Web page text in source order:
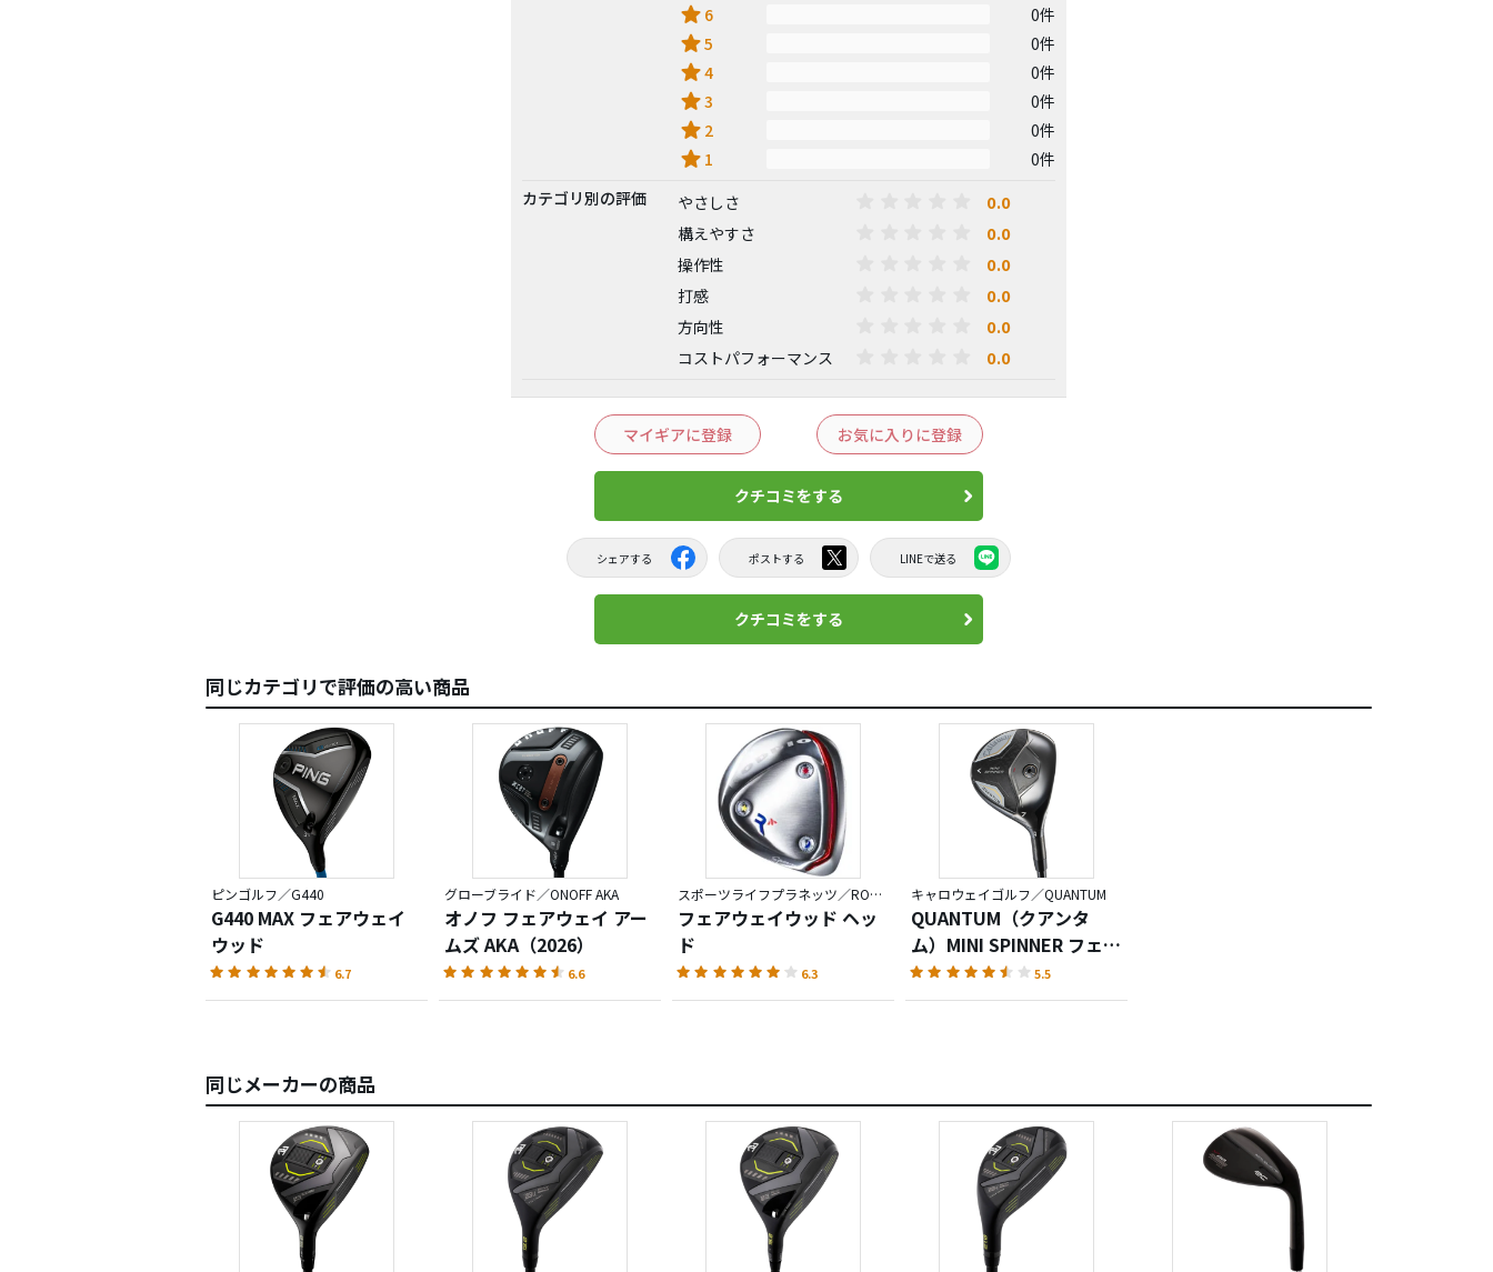
star 6 0件
star5 0件
star4 0件
star3 0件
star 2 0件
star 1
0件
カテゴリ別の評価
やさしさ 0.0
構えやすさ 0.0
操作性 0.0
打感 0.0
方向性 0.0
コストパフォーマンス 0.0
マイギアに登録 お気に入りに登録
クチコミをする
シェアする ポストする LINEで送る
クチコミをする
同じカテゴリで評価の高い商品
ピンゴルフ／G440
G440 MAX フェアウェイ
ウッド
6.7
グローブライド／ONOFF AKA
オノフ フェアウェイ アー
ムズ AKA（2026）
6.6
スポーツライフプラネッツ／RODDIO
フェアウェイウッド ヘッ
ド
6.3
キャロウェイゴルフ／QUANTUM
QUANTUM（クアンタ
ム）MINI SPINNER フェア
ウェイウッド
5.5
同じメーカーの商品